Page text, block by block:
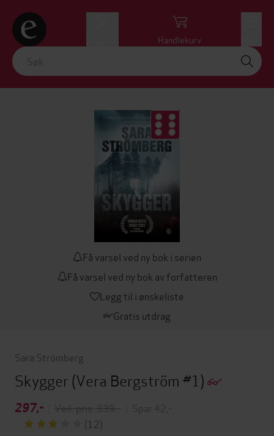
Handlekurv
Få varsel ved ny bok i serien
Få varsel ved ny bok av forfatteren
Legg til i ønskeliste
Gratis utdrag
Sara Strömberg
Skygger(Vera Bergström #1)
297,- Veil. pris: 339,-
Spar 42,-
(12)